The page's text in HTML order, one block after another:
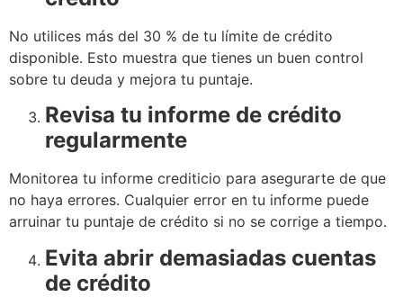
No utilices más del 30 % de tu límite de crédito
disponible. Esto muestra que tienes un buen control
sobre tu deuda y mejora tu puntaje.
Revisa tu informe de crédito
regularmente
Monitorea tu informe crediticio para asegurarte de que
no haya errores. Cualquier error en tu informe puede
arruinar tu puntaje de crédito si no se corrige a tiempo.
Evita abrir demasiadas cuentas
de crédito